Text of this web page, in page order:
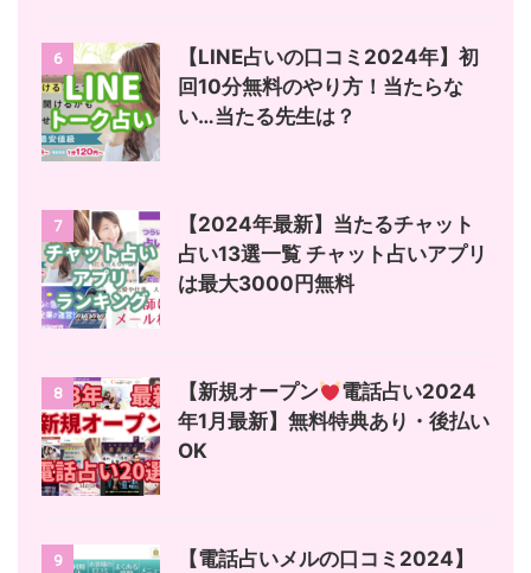
6
【LINE占いの口コミ2024年】初
回10分無料のやり方！当たらな
い…当たる先生は？
7
【2024年最新】当たるチャット
占い13選一覧 チャット占いアプリ
は最大3000円無料
8 【新規オープン
電話占い2024
年1月最新】無料特典あり・後払い
OK
9
【電話占いメルの口コミ2024】